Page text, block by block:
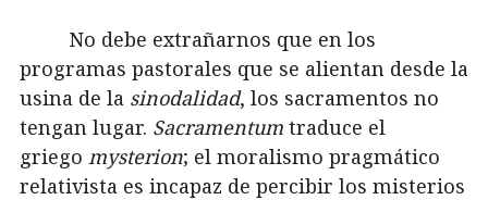
No debe extrañarnos que en los
programas pastorales que se alientan desde la
usina de la sinodalidad, los sacramentos no
tengan lugar. Sacramentum traduce el
griego mysterion; el moralismo pragmático
relativista es incapaz de percibir los misterios